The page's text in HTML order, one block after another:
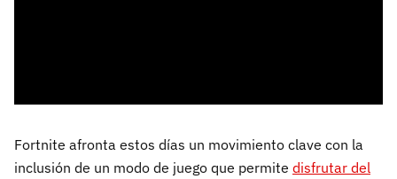
Fortnite afronta estos días un movimiento clave con la
inclusión de un modo de juego que permite disfrutar del